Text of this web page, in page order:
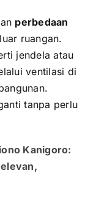
perbedaan
ruangan.
jendela atau
ventilasi di
tanpa perlu
Kanigoro: